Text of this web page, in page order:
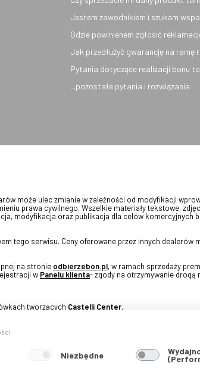
Jestem zawodnikiem i szukam
Gdzie powinienem zgłosić
Jak przedłużyć gwarancję na ramę
Pytania dotyczące realizacji bonu
...pozostałe pytania i rozwiązania
może ulec zmianie w zależności od modyfikacji
prawa cywilnego. Wszelkie materiały tekstowe,
modyfikacja oraz publikacja dla celów komercyjnych
tego serwisu. Ceny oferowane przez innych dealerów
na stronie odbierzebon.pl, w ramach sprzedaży
w Panelu klienta- zgody na otrzymywanie
tworzących Castelli Center.
Niezbędne